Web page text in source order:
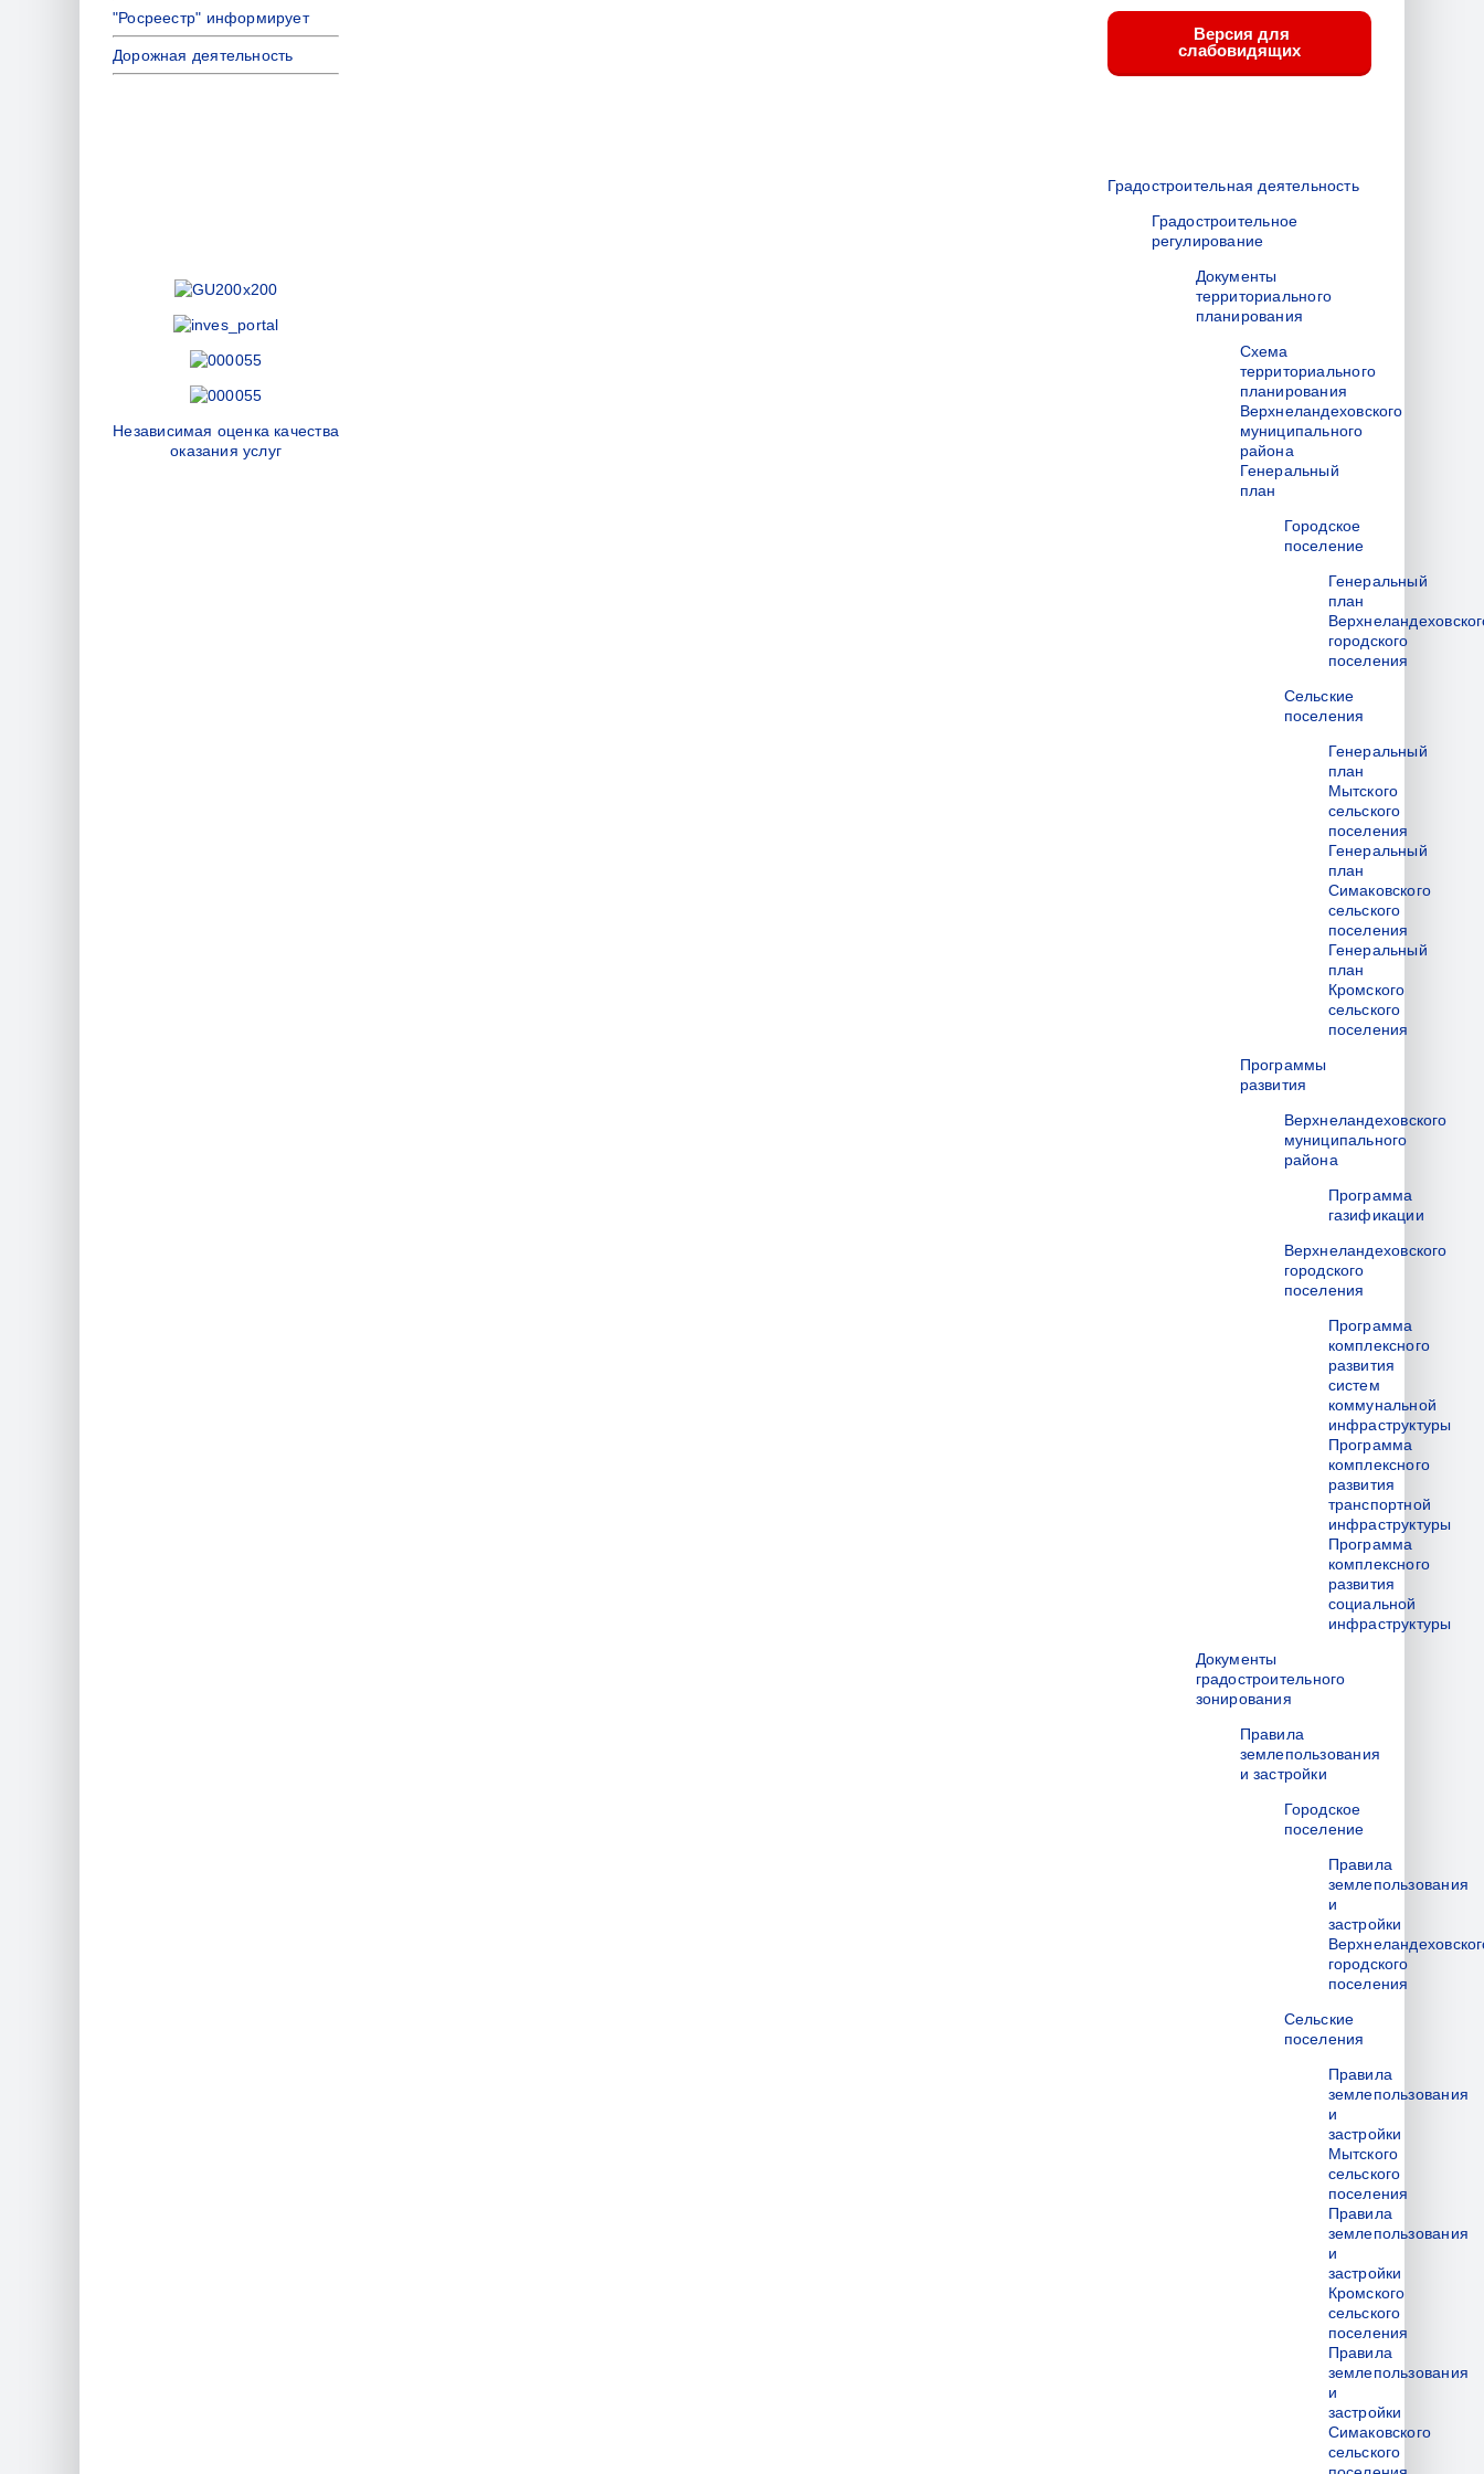
"Росреестр" информирует
Дорожная деятельность
Независимая оценка качества
оказания услуг
Версия для
слабовидящих
Градостроительная деятельность
Градостроительное
регулирование
Документы
территориального
планирования
Схема
территориального
планирования
Верхнеландеховского
муниципального
района
Генеральный
план
Городское
поселение
Генеральный
план
городского
поселения
Сельские
поселения
Генеральный
план
Мытского
сельского
поселения
Генеральный
план
Симаковского
сельского
поселения
Генеральный
план
Кромского
сельского
поселения
Программы
развития
Верхнеландеховского
муниципального
района
Программа
газификации
Верхнеландеховского
городского
поселения
Программа
комплексного
развития
систем
коммунальной
инфраструктуры
Программа
комплексного
развития
транспортной
инфраструктуры
Программа
комплексного
развития
социальной
инфраструктуры
Документы
градостроительного
зонирования
Правила
землепользования
и застройки
Городское
поселение
Правила
землепользования
и
застройки
городского
поселения
Сельские
поселения
Правила
землепользования
и
застройки
Мытского
сельского
поселения
Правила
землепользования
и
застройки
Кромского
сельского
поселения
Правила
землепользования
и
застройки
Симаковского
сельского